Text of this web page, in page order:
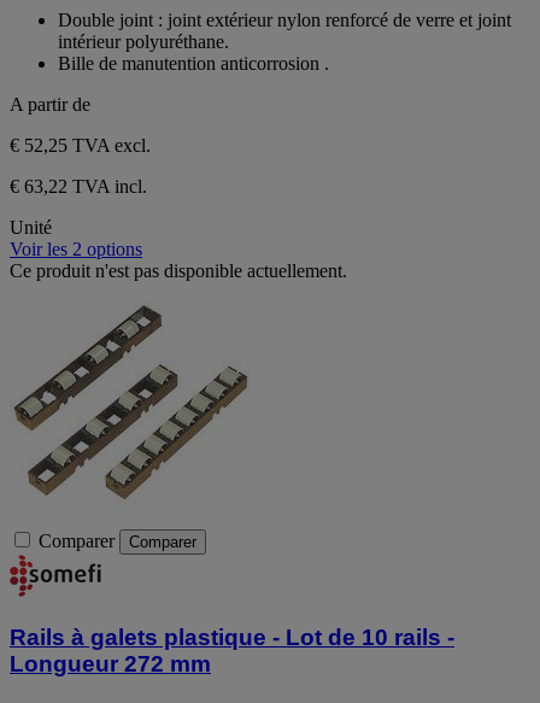
étoiles.
Double joint : joint extérieur nylon renforcé de verre et joint
intérieur polyuréthane.
Bille de manutention anticorrosion .
A partir de
€ 52,25 TVA excl.
€ 63,22 TVA incl.
Unité
Voir les 2 options
Ce produit n'est pas disponible actuellement.
Comparer Comparer
Rails à galets plastique - Lot de 10 rails -
Longueur 272 mm